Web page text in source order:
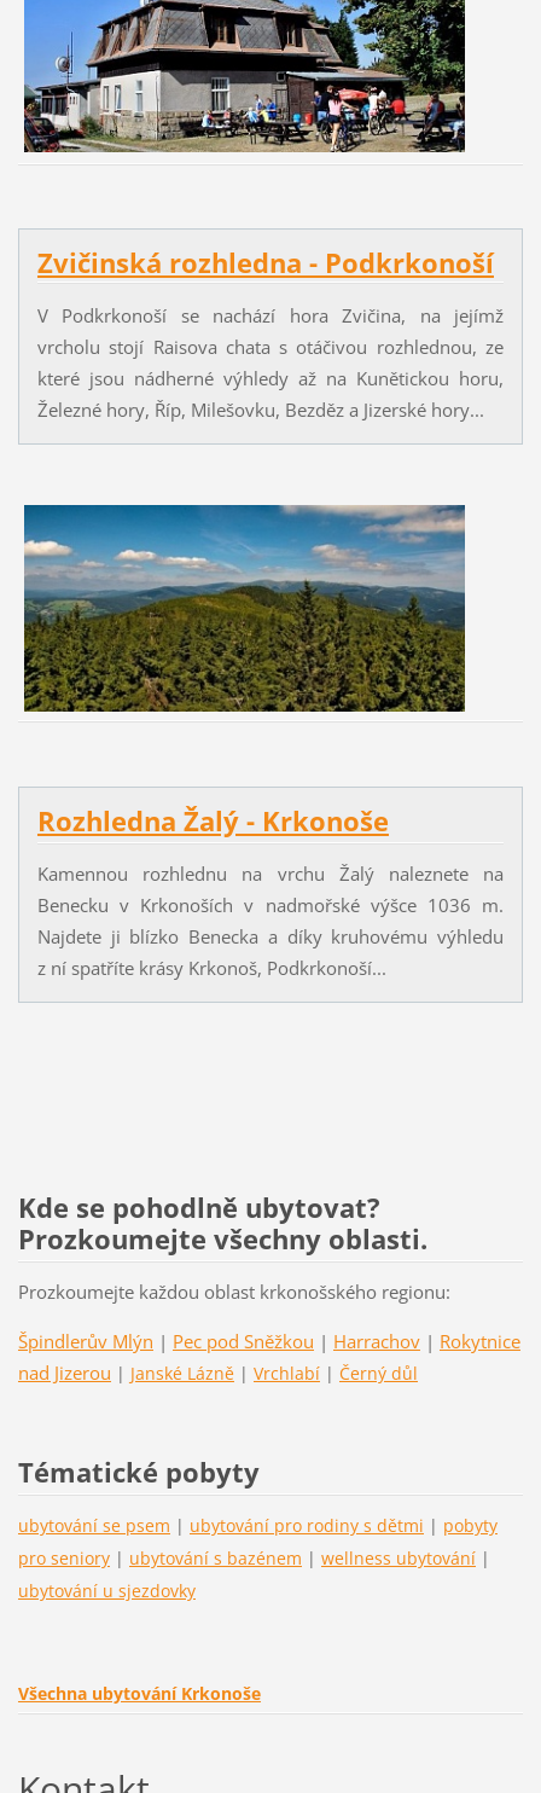
Zvičinská rozhledna - Podkrkonoší
V Podkrkonoší se nachází hora Zvičina, na jejímž
vrcholu stojí Raisova chata s otáčivou rozhlednou, ze
které jsou nádherné výhledy až na Kunětickou horu,
Železné hory, Říp, Milešovku, Bezděz a Jizerské hory...
Rozhledna Žalý - Krkonoše
Kamennou rozhlednu na vrchu Žalý naleznete na
Benecku v Krkonoších v nadmořské výšce 1036 m.
Najdete ji blízko Benecka a díky kruhovému výhledu
z ní spatříte krásy Krkonoš, Podkrkonoší...
Kde se pohodlně ubytovat?
Prozkoumejte všechny oblasti.
Prozkoumejte každou oblast krkonošského regionu:
Špindlerův Mlýn | Pec pod Sněžkou | Harrachov| Rokytnice
nad Jizerou | Janské Lázně| Vrchlabí| Černý důl
Tématické pobyty
ubytování se psem | ubytování pro rodiny s dětmi | pobyty
pro seniory| ubytování s bazénem | wellness ubytování|
ubytování u sjezdovky
Všechna ubytování Krkonoše